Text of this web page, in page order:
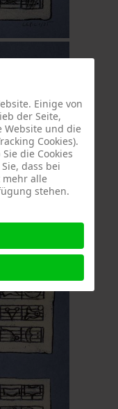
Einige von
der Seite,
Website und die
Cookies).
die Cookies
dass bei
alle
stehen.